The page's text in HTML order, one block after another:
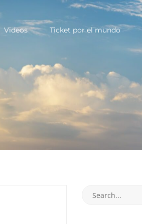
Videos Ticket por el mundo